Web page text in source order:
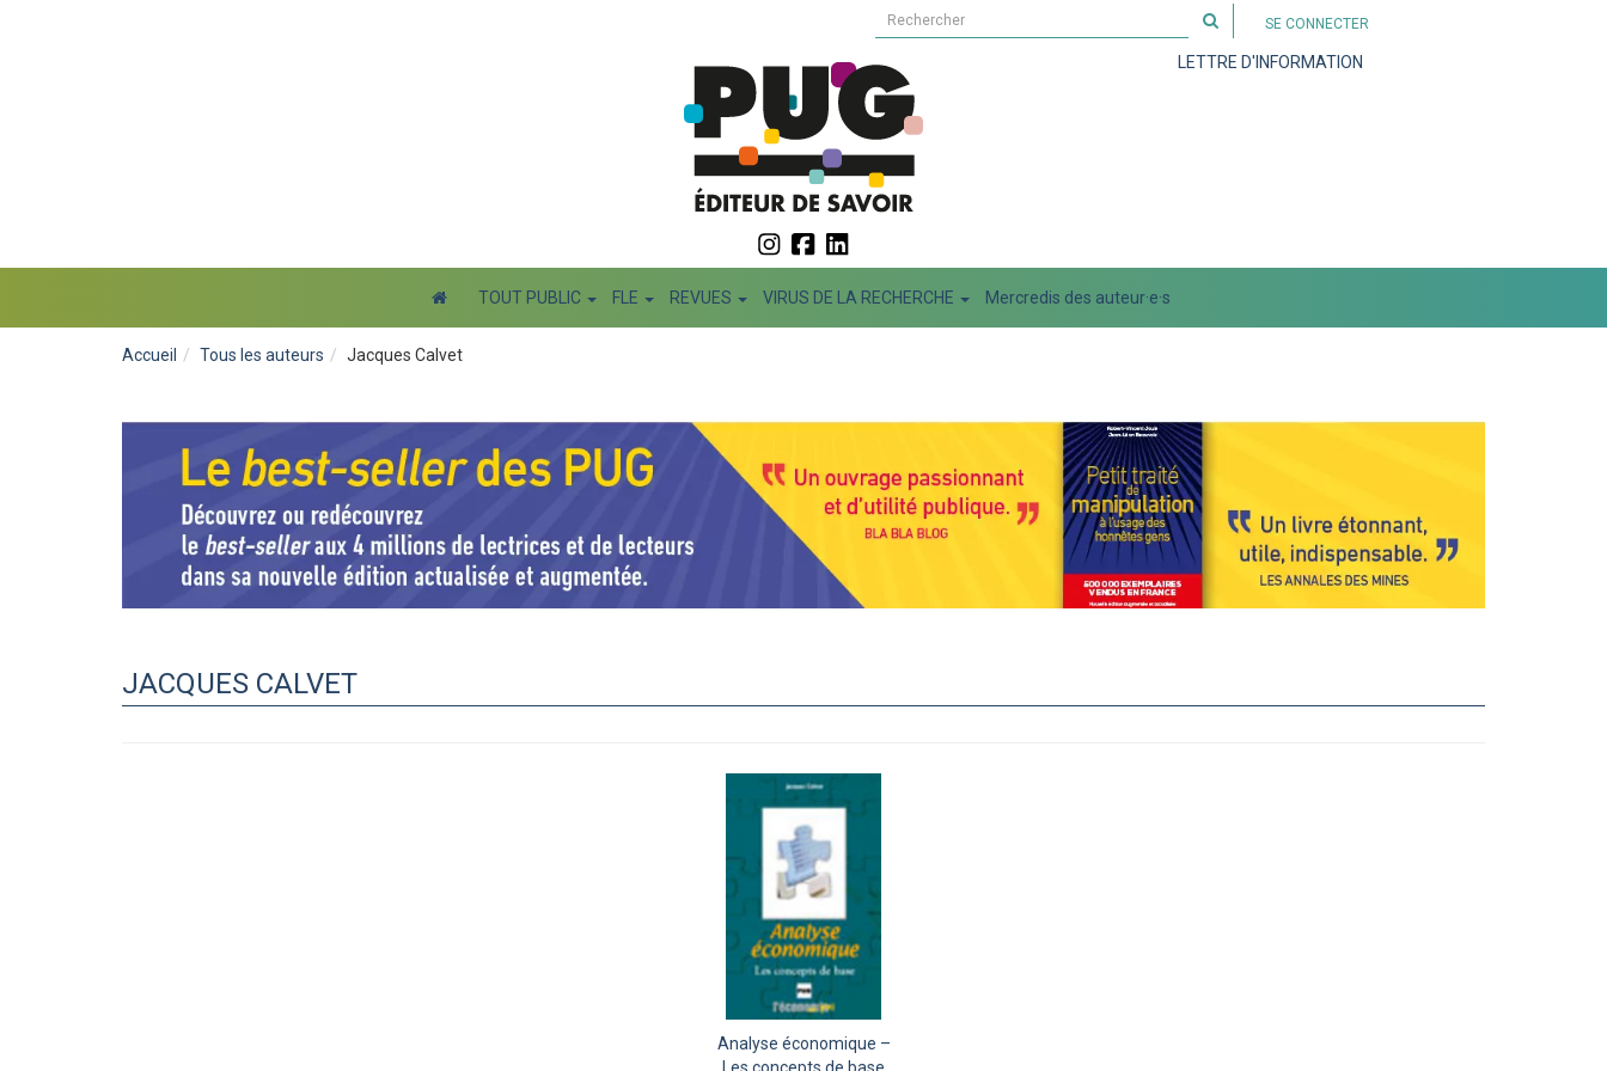
Rechercher
sur
le
SE CONNECTER
LETTRE D'INFORMATION
TOUT PUBLIC FLE REVUES VIRUS DE LA RECHERCHE Mercredis des auteur·e·s
Accueil Tous les auteurs Jacques Calvet
JACQUES CALVET
Analyse économique –